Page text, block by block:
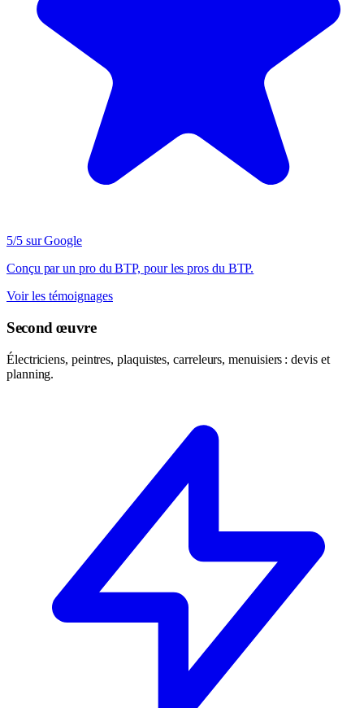
5/5 sur Google
Conçu par un pro du BTP, pour les pros du BTP.
Voir les témoignages
Second œuvre
Électriciens, peintres, plaquistes, carreleurs, menuisiers : devis et
planning.